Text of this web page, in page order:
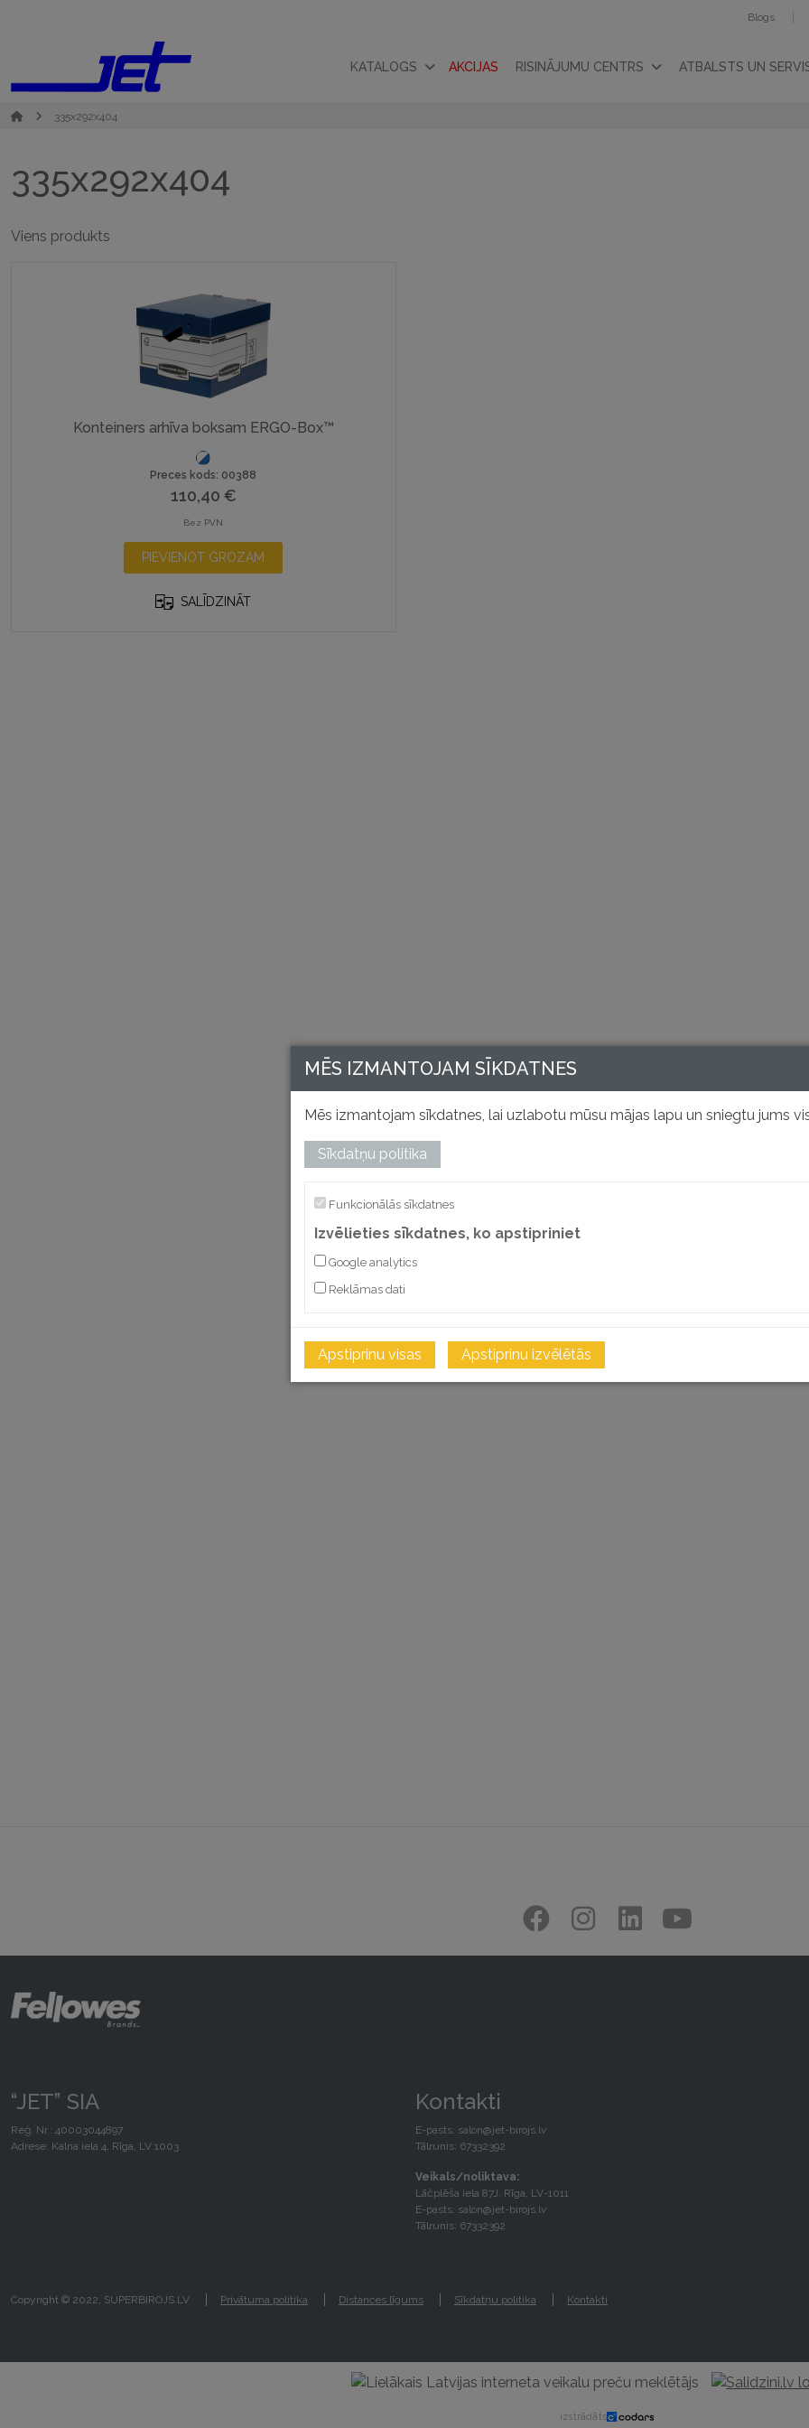
Blogs
KATALOGS AKCIJAS RISINĀJUMU CENTRS ATBALSTS UN
335x292x404
335x292x404
Viens produkts
Konteiners arhīva boksam ERGO-Box™
Preces kods: 00388
110,40 €
Bez PVN
PIEVIENOT GROZAM
SALĪDZINĀT
“JET” SIA
Reģ. Nr.: 40003044897
Adrese: Kalna iela 4, Rīga, LV 1003
Kontakti
E-pasts: salon@jet-birojs.lv
Tālrunis: 67332392
Veikals/noliktava:
Lāčplēša iela 87J, Rīga, LV-1011
E-pasts: salon@jet-birojs.lv
Tālrunis: 67332392
Copyright © 2022, SUPERBIROJS.LV Privātuma politika Distances līgums Sīkdatņu politika Kontakti
izstrādāts
MĒS IZMANTOJAM SĪKDATNES
Mēs izmantojam sīkdatnes, lai uzlabotu mūsu mājas lapu un sniegtu jums
Sīkdatņu politika
Funkcionālās sīkdatnes
Izvēlieties sīkdatnes, ko apstipriniet
Google analytics
Reklāmas dati
Apstiprinu visas Apstiprinu izvēlētās